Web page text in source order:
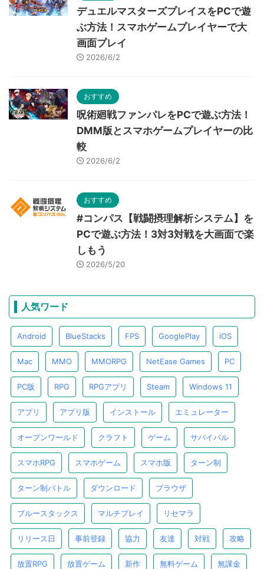
デュエルマスターズプレイスをPCで遊
ぶ方法！スマホゲームプレイヤーで大
画面プレイ
2026/6/2
おすすめ
呪術廻戦ファンパレをPCで遊ぶ方法！
DMM版とスマホゲームプレイヤーの比
較
2026/6/2
おすすめ
#コンパス【戦闘摂理解析システム】を
PCで遊ぶ方法！3対3対戦を大画面で楽
しもう
2026/5/20
人気ワード
Android BlueStacks FPS GooglePlay iOS
Mac MMO MMORPG NetEase Games PC
PC版 RPG RPGアプリ Steam Windows 11
アプリ アプリ版 インストール エミュレーター
オープンワールド クラフト ゲーム サバイバル
スマホRPG スマホゲーム スマホ版 ターン制
ターン制バトル ダウンロード ブラウザ
ブルースタックス マルチプレイ リセマラ
リリース日 事前登録 協力 友達 対戦 攻略
放置RPG 放置ゲーム 新作 無料ゲーム 無課金